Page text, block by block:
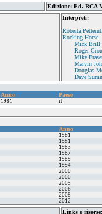
Edizione: Ed. RCA
Interpreti:
Roberta Petteruti
Rocking Horse
Mick Brill
Roger
Mike
Marvin
Douglas
Dave
Anno Paese
1981 it
Anno
1981
1981
1983
1987
1989
1994
2000
2000
2005
2006
2008
2012
Links e risorse: